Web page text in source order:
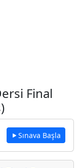
Final
Sınava Başla